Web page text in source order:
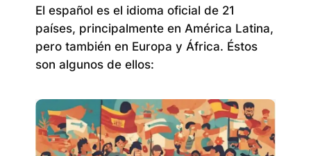
El español es el idioma oficial de 21
países, principalmente en América Latina,
pero también en Europa y África. Éstos
son algunos de ellos: